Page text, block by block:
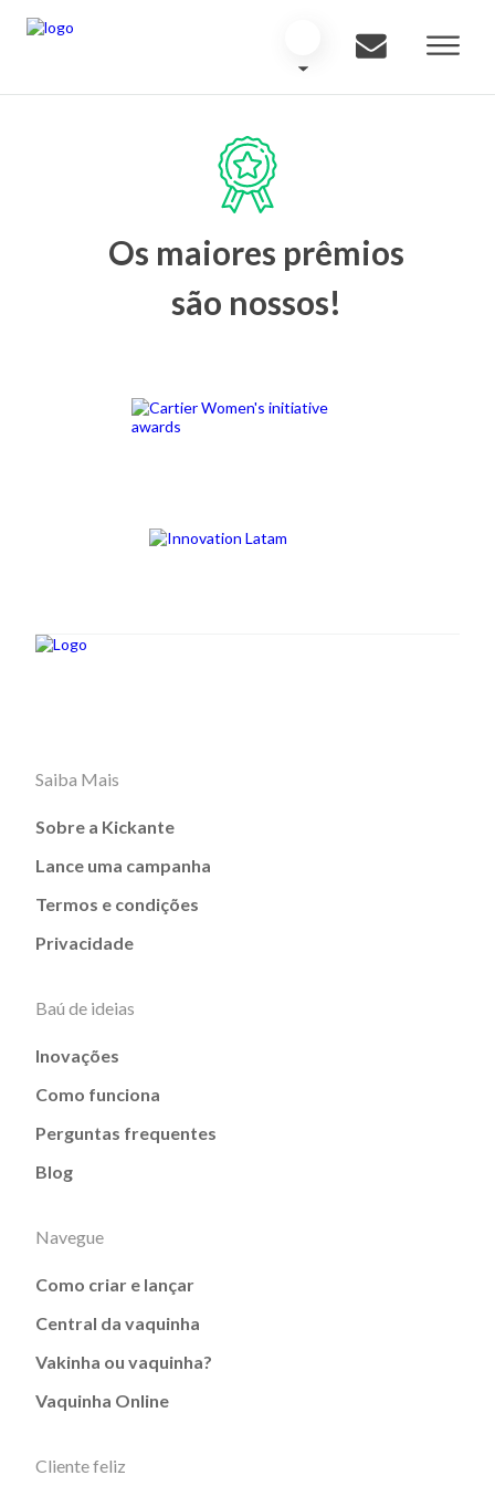
Os maiores prêmios
são nossos!
Saiba Mais
Sobre a Kickante
Lance uma campanha
Termos e condições
Privacidade
Baú de ideias
Inovações
Como funciona
Perguntas frequentes
Blog
Navegue
Como criar e lançar
Central da vaquinha
Vakinha ou vaquinha?
Vaquinha Online
Cliente feliz